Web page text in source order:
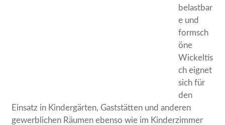
belastbar
e und
formsch
öne
Wickeltis
ch eignet
sich für
den
Einsatz in Kindergärten, Gaststätten und anderen
gewerblichen Räumen ebenso wie im Kinderzimmer